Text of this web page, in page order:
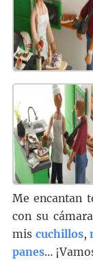
Me encantan
con su
mis cuchillos,
panes…